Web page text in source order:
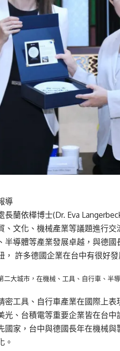
導
蘭依樺博士(Dr. Eva
、文化、機械產業等議題進行
半導體等產業發展卓越，與德
， 許多德國企業在台中有很好
二大城市，在機械、工具、自行車、半
密工具、自行車產業在國際上
光、台積電等重要企業皆在台
國家，台中與德國長年在機械
。